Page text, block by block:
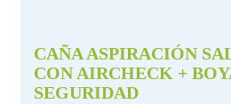
CAÑA ASPIRACIÓN
CON AIRCHECK +
SEGURIDAD